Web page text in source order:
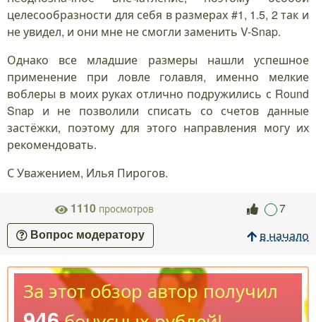
Поскольку я давно являюсь спиннингистом, то
основной способ использования описываемого
использую для вязания флюорокарбоновых
поводков, а иногда и для оснащения струны для
быстроты смены приманок.